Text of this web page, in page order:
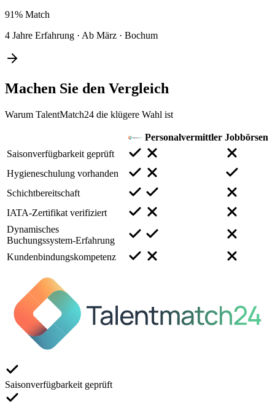
91% Match
4 Jahre Erfahrung · Ab März · Bochum
Machen Sie den Vergleich
Warum TalentMatch24 die klügere Wahl ist
Personalvermittler Jobbörsen
Saisonverfügbarkeit geprüft
Hygieneschulung vorhanden
Schichtbereitschaft
IATA-Zertifikat verifiziert
Dynamisches
Buchungssystem-Erfahrung
Kundenbindungskompetenz
Saisonverfügbarkeit geprüft